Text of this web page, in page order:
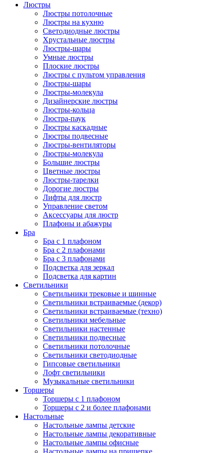
Люстры
Люстры потолочные
Люстры на кухню
Светодиодные люстры
Хрустальные люстры
Люстры-шары
Умные люстры
Плоские люстры
Люстры с пультом управления
Люстры-шары
Люстры-молекула
Дизайнерские люстры
Люстры-кольца
Люстра-паук
Люстры каскадные
Люстры подвесные
Люстры-вентиляторы
Люстры-молекула
Большие люстры
Цветные люстры
Люстры-тарелки
Дорогие люстры
Лифты для люстр
Управление светом
Аксессуары для люстр
Плафоны и абажуры
Бра
Бра с 1 плафоном
Бра с 2 плафонами
Бра с 3 плафонами
Подсветка для зеркал
Подсветка для картин
Светильники
Светильники трековые и шинные
Светильники встраиваемые (декор)
Светильники встраиваемые (техно)
Светильники мебельные
Светильники настенные
Светильники подвесные
Светильники потолочные
Светильники светодиодные
Гипсовые светильники
Лофт светильники
Музыкальные светильники
Торшеры
Торшеры с 1 плафоном
Торшеры с 2 и более плафонами
Настольные
Настольные лампы детские
Настольные лампы декоративные
Настольные лампы офисные
Настольные лампы на прищепке